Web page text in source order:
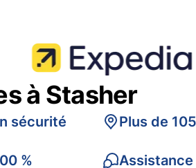
à Stasher
sécurité
%
Plus de